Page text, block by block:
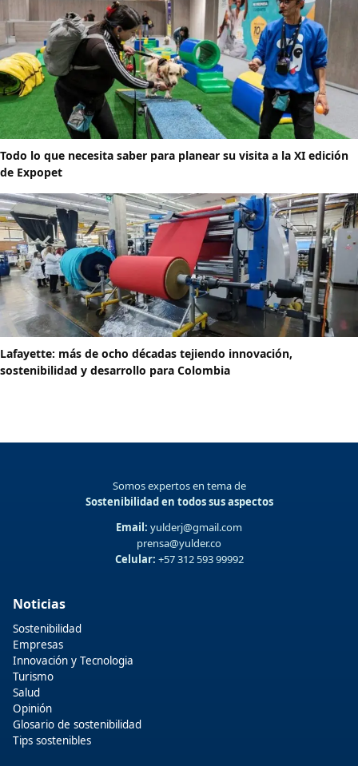
Todo lo que necesita saber para planear su visita a la XI edición
de Expopet
Lafayette: más de ocho décadas tejiendo innovación,
sostenibilidad y desarrollo para Colombia
Somos expertos en tema de
Sostenibilidad en todos sus aspectos
Email: yulderj@gmail.com
prensa@yulder.co
Celular: +57 312 593 99992
Noticias
Sostenibilidad
Empresas
Innovación y Tecnologia
Turismo
Salud
Opinión
Glosario de sostenibilidad
Tips sostenibles